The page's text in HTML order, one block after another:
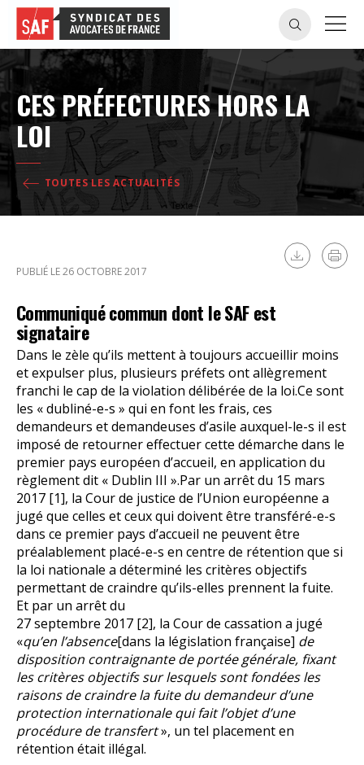
CES PRÉFECTURES HORS LA
LOI
TOUTES LES ACTUALITÉS
PUBLIÉ LE 26 OCTOBRE 2017
Communiqué commun dont le SAF est
signataire
Dans le zèle qu’ils mettent à toujours accueillir moins
et expulser plus, plusieurs préfets ont allègrement
franchi le cap de la violation délibérée de la loi.Ce sont
les « dubliné-e-s » qui en font les frais, ces
demandeurs et demandeuses d’asile auxquel-le-s il est
imposé de retourner effectuer cette démarche dans le
premier pays européen d’accueil, en application du
règlement dit « Dublin III ».Par un arrêt du 15 mars
2017 [1], la Cour de justice de l’Union européenne a
jugé que celles et ceux qui doivent être transféré-e-s
dans ce premier pays d’accueil ne peuvent être
préalablement placé-e-s en centre de rétention que si
la loi nationale a déterminé les critères objectifs
permettant de craindre qu’ils-elles prennent la fuite.
Et par un arrêt du
27 septembre 2017 [2], la Cour de cassation a jugé
«qu’en l’absence[dans la législation française] de
disposition contraignante de portée générale, fixant
les critères objectifs sur lesquels sont fondées les
raisons de craindre la fuite du demandeur d’une
protection internationale qui fait l’objet d’une
procédure de transfert», un tel placement en
rétention était illégal.